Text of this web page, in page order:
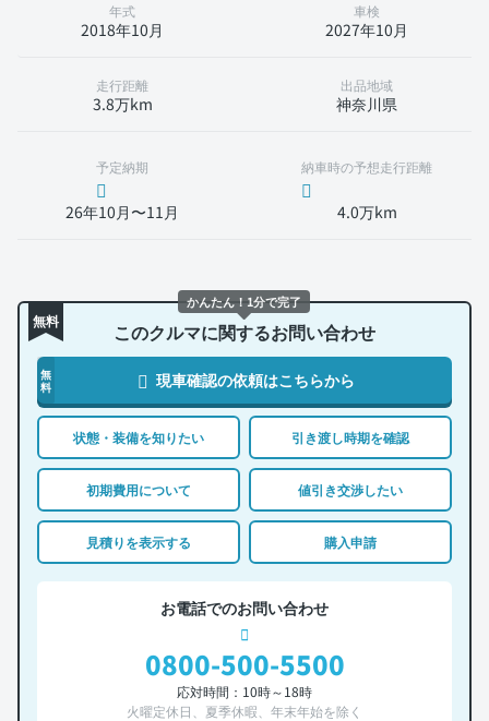
年式
2018年10月
車検
2027年10月
走行距離
3.8万km
出品地域
神奈川県
予定納期
26年10月〜11月
納車時の予想走行距離
4.0万km
無料 このクルマに関するお問い合わせ
無
料
現車確認の依頼はこちらから
状態・装備を知りたい 引き渡し時期を確認
初期費用について 値引き交渉したい
見積りを表示する 購入申請
お電話でのお問い合わせ
0800-500-5500
応対時間：10時～18時
火曜定休日、夏季休暇、年末年始を除く
かんたん！1分で完了